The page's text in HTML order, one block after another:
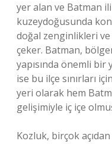
yer alan ve Batman
kuzeydoğusunda
doğal zenginlikleri ve
çeker. Batman,
yapısında önemli
ise bu ilçe sınırları
yeri olarak hem
gelişimiyle iç içe
Kozluk, birçok